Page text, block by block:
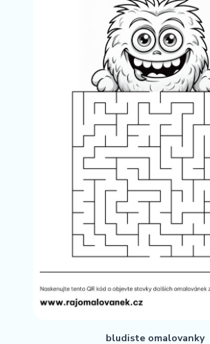
bludiste omalovanky